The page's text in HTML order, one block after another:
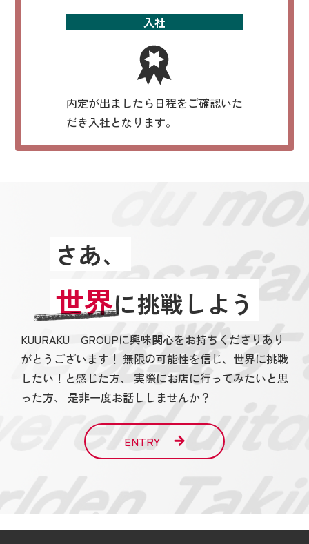
入社
内定が出ましたら日程をご確認いた
だき入社となります。
さあ、
世界に挑戦しよう
KUURAKU GROUPに興味関心をお持ちくださりあり
がとうございます！ 無限の可能性を信じ、世界に挑戦
したい！と感じた方、 実際にお店に行ってみたいと思
った方、 是非一度お話ししませんか？
ENTRY